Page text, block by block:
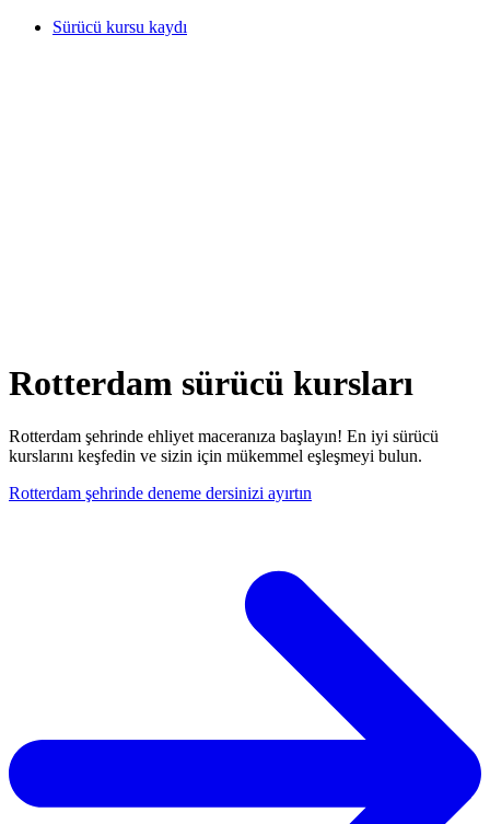
Sürücü kursu kaydı
Rotterdam sürücü kursları
Rotterdam şehrinde ehliyet maceranıza başlayın! En iyi sürücü
kurslarını keşfedin ve sizin için mükemmel eşleşmeyi bulun.
Rotterdam şehrinde deneme dersinizi ayırtın